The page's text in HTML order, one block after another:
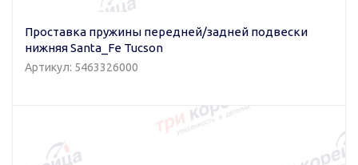
Проставка пружины передней/задней подвески
нижняя Santa_Fe Tucson
Артикул: 5463326000